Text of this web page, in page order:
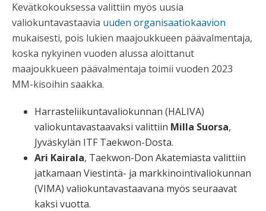
Kevätkokouksessa valittiin myös uusia
valiokuntavastaavia uuden organisaatiokaavion
mukaisesti, pois lukien maajoukkueen päävalmentaja,
koska nykyinen vuoden alussa aloittanut
maajoukkueen päävalmentaja toimii vuoden 2023
MM-kisoihin saakka.
Harrasteliikuntavaliokunnan (HALIVA)
valiokuntavastaavaksi valittiin Milla Suorsa,
Jyväskylän ITF Taekwon-Dosta.
Ari Kairala, Taekwon-Don Akatemiasta valittiin
jatkamaan Viestintä- ja markkinointivaliokunnan
(VIMA) valiokuntavastaavana myös seuraavat
kaksi vuotta.